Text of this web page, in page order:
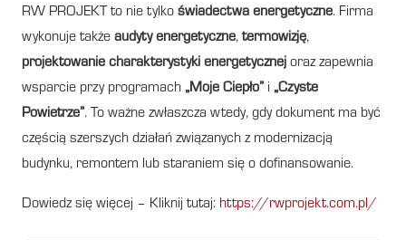
RW PROJEKT to nie tylko świadectwa energetyczne. Firma
wykonuje także audyty energetyczne, termowizję,
projektowanie charakterystyki energetycznej oraz zapewnia
wsparcie przy programach „Moje Ciepło” i „Czyste
Powietrze”. To ważne zwłaszcza wtedy, gdy dokument ma być
częścią szerszych działań związanych z modernizacją
budynku, remontem lub staraniem się o dofinansowanie.
Dowiedz się więcej – Kliknij tutaj: https://rwprojekt.com.pl/